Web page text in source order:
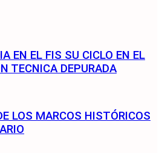
EN EL FIS SU CICLO EN EL
TECNICA DEPURADA
LOS MARCOS HISTÓRICOS